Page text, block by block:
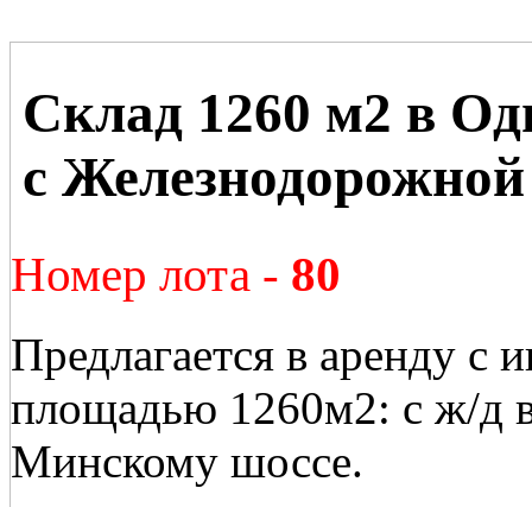
Склад 1260 м2 в
с
Номер лота - 80
Предлагается в аренду с
площадью 1260м2: с ж/д
Минскому шоссе.